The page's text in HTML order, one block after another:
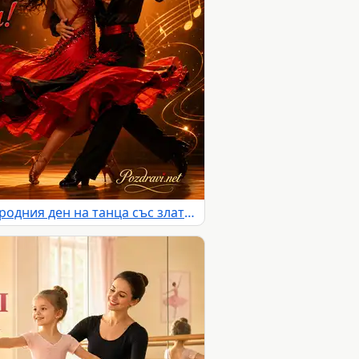
Страстен танц за Международния ден на танца със златна сцена и празничен надпис